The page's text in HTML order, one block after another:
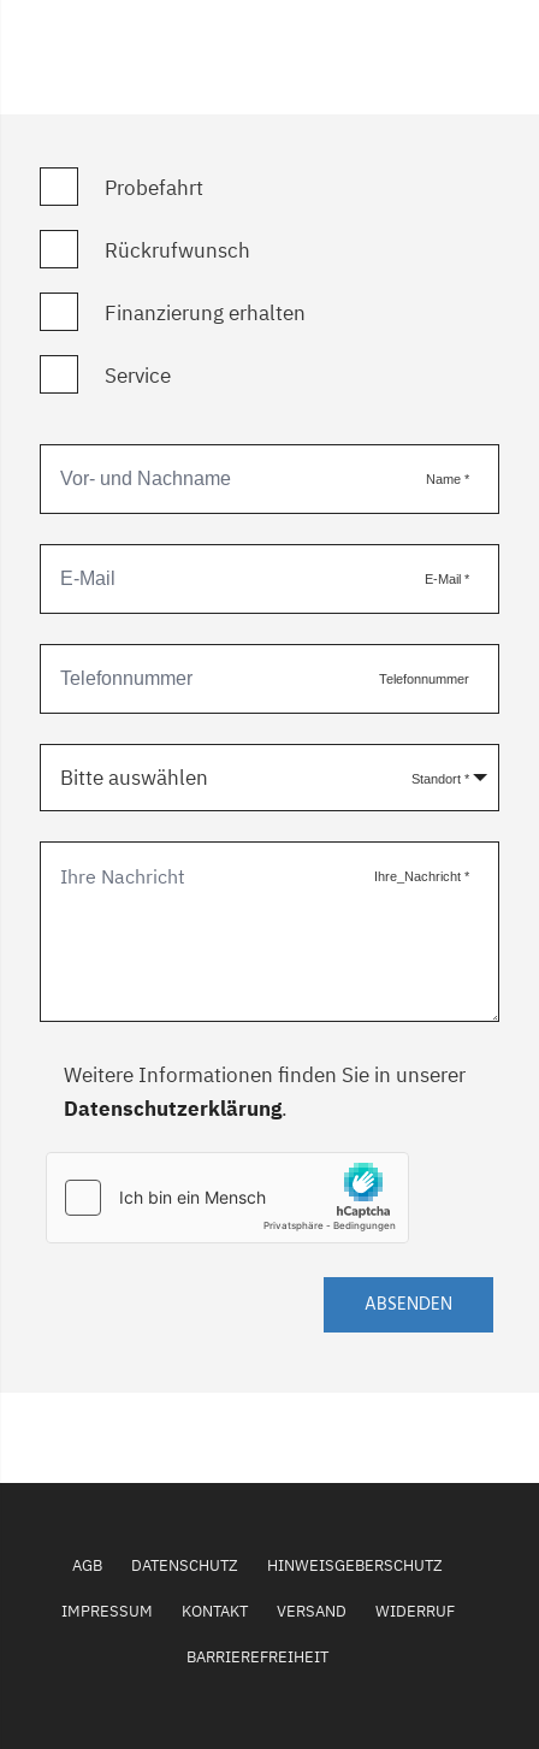
Probefahrt
Rückrufwunsch
Finanzierung erhalten
Service
Name *
E-Mail *
Telefonnummer
Standort *
Bitte auswählen
Ihre_Nachricht *
Weitere Informationen finden Sie in unserer
Datenschutzerklärung.
ABSENDEN
AGB DATENSCHUTZ HINWEISGEBERSCHUTZ
IMPRESSUM KONTAKT VERSAND WIDERRUF
BARRIEREFREIHEIT